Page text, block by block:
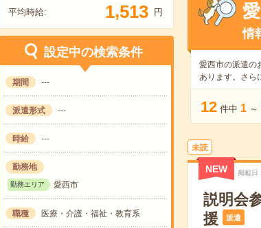
平均時給: 1,513 円
設定中の検索条件
期間 ---
派遣形式 ---
時給 ---
勤務地
勤務エリア 愛西市
職種 医療・介護・福祉・教育系
情
愛西市の派遣の
あります。さら
12 件中 1 ～
未読
NEW 掲載日
説明会
援
派遣